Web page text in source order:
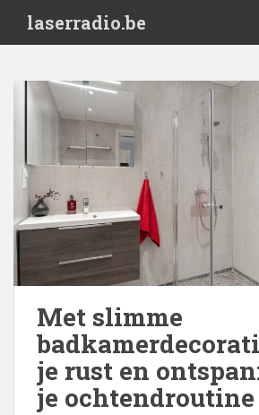
i
laserradio.be
Met slimme
je rust en
je ochtendroutine